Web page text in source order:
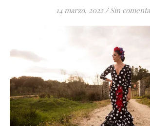
14 marzo, 2022 / Sin